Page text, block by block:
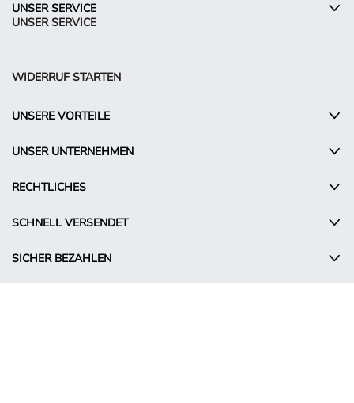
UNSER SERVICE
UNSER SERVICE
WIDERRUF STARTEN
UNSERE VORTEILE
UNSER UNTERNEHMEN
RECHTLICHES
SCHNELL VERSENDET
SICHER BEZAHLEN